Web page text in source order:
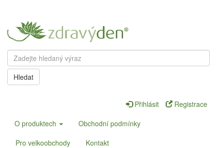
Hledat
Přihlásit
Registrace
O produktech
Obchodní podmínky
Pro velkoobchody
Kontakt